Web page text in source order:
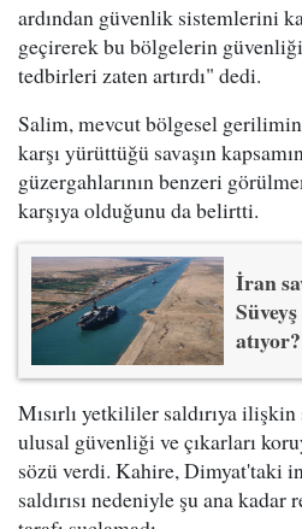
ardından güvenlik sistemlerini
geçirerek bu bölgelerin
tedbirleri zaten artırdı" dedi.
Salim, mevcut bölgesel
karşı yürüttüğü savaşın
güzergahlarının benzeri
karşıya olduğunu da belirtti.
İran
atıyor?
Mısırlı yetkililer saldırıya
ulusal güvenliği ve çıkarları
sözü verdi. Kahire, Dimyat'taki
saldırısı nedeniyle şu ana